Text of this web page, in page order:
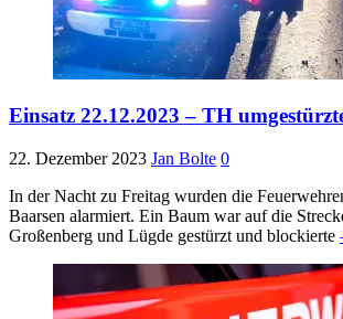
Einsatz 22.12.2023 – TH
22. Dezember 2023 Jan Bolte 0
In der Nacht zu Freitag wurden die
Baarsen alarmiert. Ein Baum war auf die
Großenberg und Lügde gestürzt und blockierte